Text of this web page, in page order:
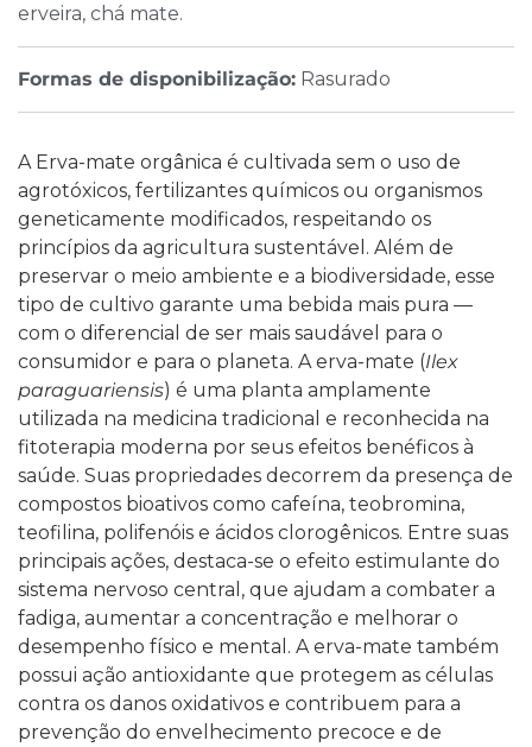
erveira, chá mate.
Formas de disponibilização: Rasurado
A Erva-mate orgânica é cultivada sem o uso de
agrotóxicos, fertilizantes químicos ou organismos
geneticamente modificados, respeitando os
princípios da agricultura sustentável. Além de
preservar o meio ambiente e a biodiversidade, esse
tipo de cultivo garante uma bebida mais pura —
com o diferencial de ser mais saudável para o
consumidor e para o planeta. A erva-mate (Ilex
paraguariensis) é uma planta amplamente
utilizada na medicina tradicional e reconhecida na
fitoterapia moderna por seus efeitos benéficos à
saúde. Suas propriedades decorrem da presença de
compostos bioativos como cafeína, teobromina,
teofilina, polifenóis e ácidos clorogênicos. Entre suas
principais ações, destaca-se o efeito estimulante do
sistema nervoso central, que ajudam a combater a
fadiga, aumentar a concentração e melhorar o
desempenho físico e mental. A erva-mate também
possui ação antioxidante que protegem as células
contra os danos oxidativos e contribuem para a
prevenção do envelhecimento precoce e de